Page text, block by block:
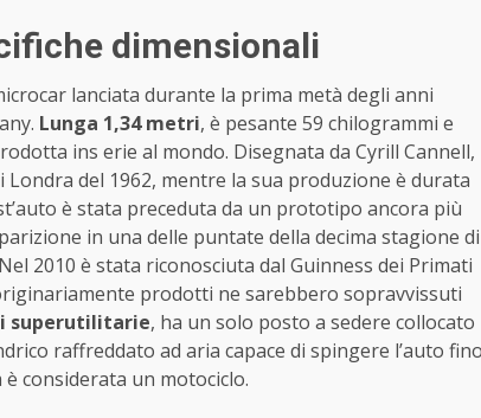
dimensionali
lanciata durante la prima metà degli anni
Lunga 1,34 metri, è pesante 59 chilogrammi e
ins erie al mondo. Disegnata da Cyrill Cannell,
del 1962, mentre la sua produzione è durata
è stata preceduta da un prototipo ancora più
in una delle puntate della decima stagione di
2010 è stata riconosciuta dal Guinness dei Primati
prodotti ne sarebbero sopravvissuti
superutilitarie, ha un solo posto a sedere collocato
raffreddato ad aria capace di spingere l’auto
considerata un motociclo.